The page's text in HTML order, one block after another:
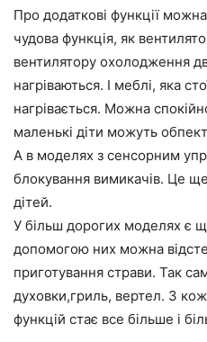
Про додаткові функції
чудова функція, як
вентилятору охолодження
нагріваються. І меблі, яка
нагрівається. Можна
маленькі діти можуть
А в моделях з сенсорним
блокування вимикачів. Це
дітей.
У більш дорогих моделях є
допомогою них можна
приготування страви. Так
духовки,гриль, вертел. З
функцій стає все більше і